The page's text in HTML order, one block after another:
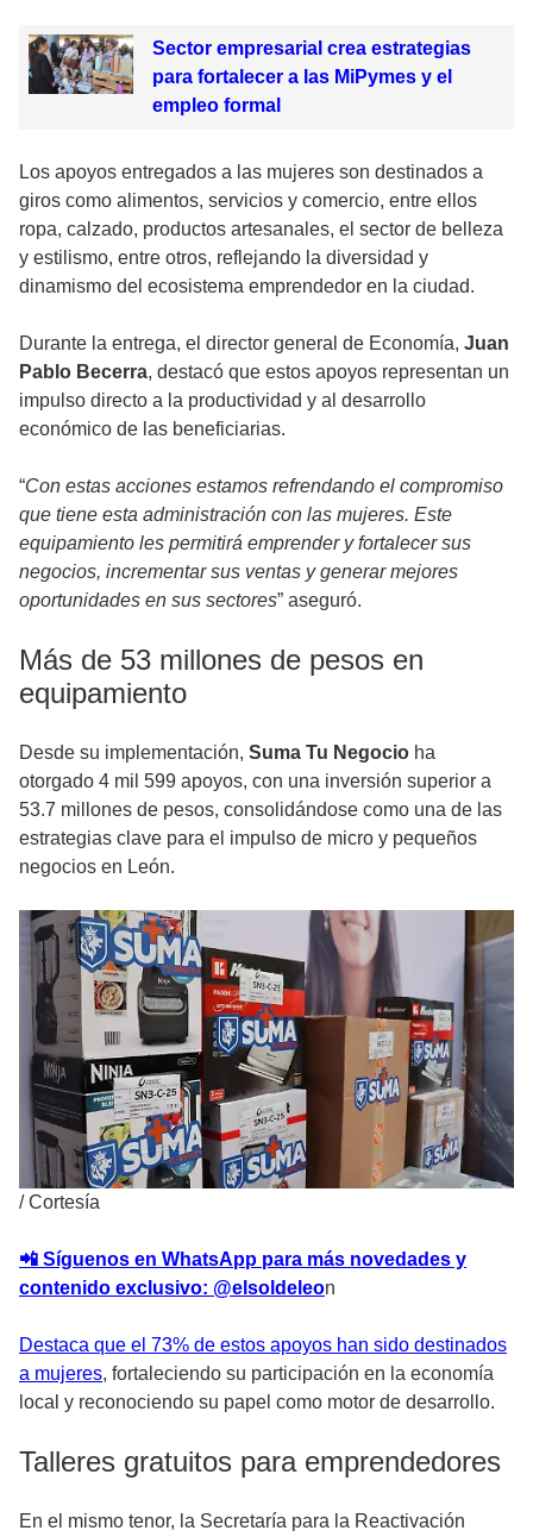
Sector empresarial crea estrategias
para fortalecer a las MiPymes y el
empleo formal
Los apoyos entregados a las mujeres son destinados a
giros como alimentos, servicios y comercio, entre ellos
ropa, calzado, productos artesanales, el sector de belleza
y estilismo, entre otros, reflejando la diversidad y
dinamismo del ecosistema emprendedor en la ciudad.
Durante la entrega, el director general de Economía, Juan
Pablo Becerra, destacó que estos apoyos representan un
impulso directo a la productividad y al desarrollo
económico de las beneficiarias.
“Con estas acciones estamos refrendando el compromiso
que tiene esta administración con las mujeres. Este
equipamiento les permitirá emprender y fortalecer sus
negocios, incrementar sus ventas y generar mejores
oportunidades en sus sectores” aseguró.
Más de 53 millones de pesos en
equipamiento
Desde su implementación, Suma Tu Negocio ha
otorgado 4 mil 599 apoyos, con una inversión superior a
53.7 millones de pesos, consolidándose como una de las
estrategias clave para el impulso de micro y pequeños
negocios en León.
/Cortesía
📲 Síguenos en WhatsApp para más novedades y
contenido exclusivo: @elsoldeleon
Destaca que el 73% de estos apoyos han sido destinados
a mujeres, fortaleciendo su participación en la economía
local y reconociendo su papel como motor de desarrollo.
Talleres gratuitos para emprendedores
En el mismo tenor, la Secretaría para la Reactivación